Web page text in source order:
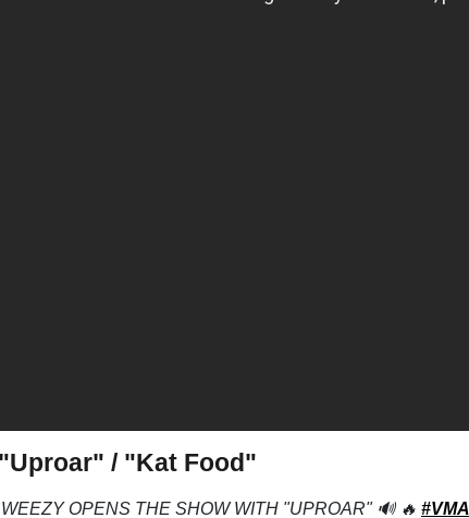
/ "Kat Food"
WEEZY OPENS THE SHOW WITH "UPROAR" 🔊 🔥